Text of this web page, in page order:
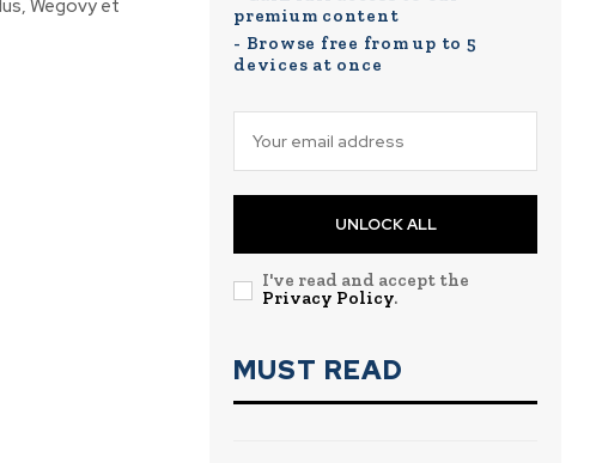
Wegovy et
premium content
- Browse free from up to 5
devices at once
UNLOCK ALL
I've read and accept the
Privacy Policy.
MUST READ